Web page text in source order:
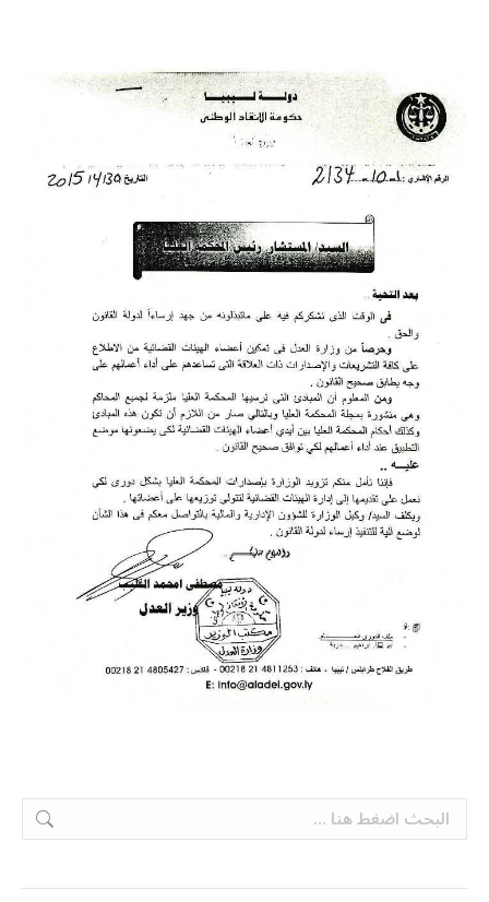
Search: